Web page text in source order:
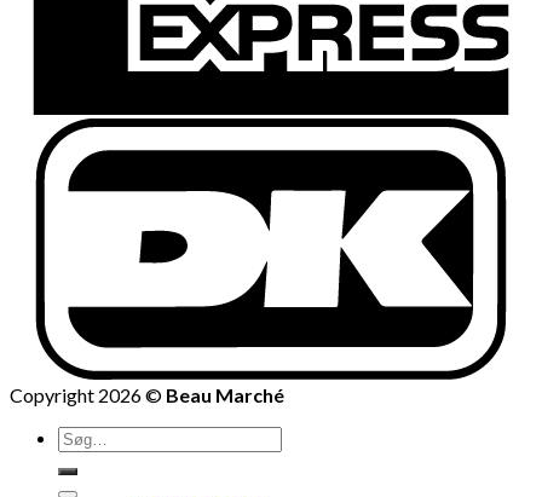
Copyright 2026 © Beau Marché
Søg
efter: